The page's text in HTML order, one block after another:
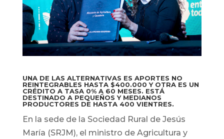
UNA DE LAS ALTERNATIVAS ES APORTES NO
REINTEGRABLES HASTA $400.000 Y OTRA ES UN
CRÉDITO A TASA 0% A 60 MESES. ESTÁ
DESTINADO A PEQUEÑOS Y MEDIANOS
PRODUCTORES DE HASTA 400 VIENTRES.
En la sede de la Sociedad Rural de Jesús
María (SRJM), el ministro de Agricultura y